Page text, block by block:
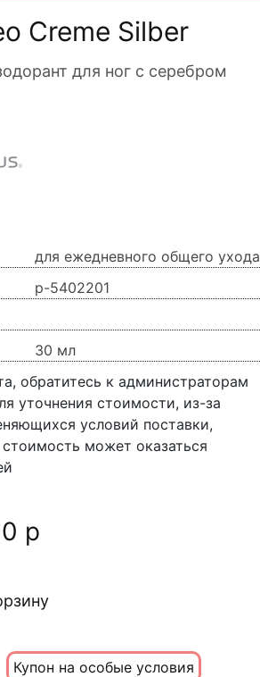
Creme Silber
для ног с серебром
для ежедневного общего ухода
p-5402201
30 мл
обратитесь к администраторам
уточнения стоимости, из-за
условий поставки,
стоимость может оказаться
р
Купон на особые условия